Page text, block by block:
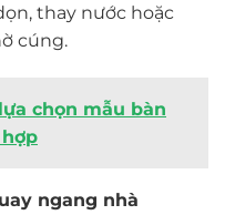
thay nước hoặc
cúng.
chọn mẫu bàn
ngang nhà